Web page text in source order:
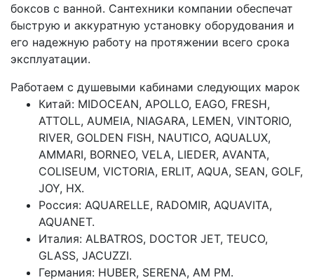
боксов с ванной. Сантехники компании обеспечат
быструю и аккуратную установку оборудования и
его надежную работу на протяжении всего срока
эксплуатации.
Работаем с душевыми кабинами следующих марок
Китай: MIDOCEAN, APOLLO, EAGO, FRESH,
ATTOLL, AUMEIA, NIAGARA, LEMEN, VINTORIO,
RIVER, GOLDEN FISH, NAUTICO, AQUALUX,
AMMARI, BORNEO, VELA, LIEDER, AVANTA,
COLISEUM, VICTORIA, ERLIT, AQUA, SEAN, GOLF,
JOY, HX.
Россия: AQUARELLE, RADOMIR, AQUAVITA,
AQUANET.
Италия: ALBATROS, DOCTOR JET, TEUCO,
GLASS, JACUZZI.
Германия: HUBER, SERENA, AM PM.